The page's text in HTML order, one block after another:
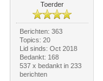
Toerder
Berichten: 363
Topics: 20
Lid sinds: Oct 2018
Bedankt: 168
537 x bedankt in 233
berichten